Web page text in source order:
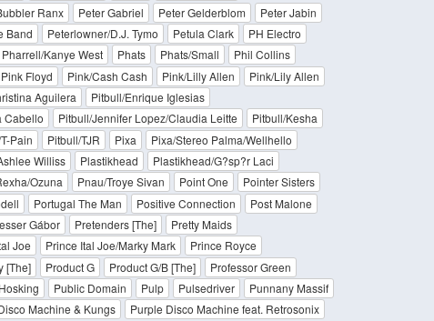
Ranx Peter Gabriel Peter Gelderblom
Peter Jabin
Band Peterlowner/D.J. Tymo Petula Clark
PH Electro
Pharrell/Kanye West Phats Phats/Small
Phil Collins
Pink Floyd Pink/Cash Cash Pink/Lilly Allen
Pink/Lily Allen
Aguilera
Pitbull/Enrique Iglesias
Cabello Pitbull/Jennifer Lopez/Claudia Leitte
Pitbull/Kesha
Pain Pitbull/TJR Pixa
Pixa/Stereo Palma/Wellhello
Williss Plastikhead
Plastikhead/G?sp?r Laci
Ozuna Pnau/Troye Sivan Point One
Pointer Sisters
Portugal The Man Positive Connection
Post Malone
Gábor Pretenders [The]
Pretty Maids
Joe Prince Ital Joe/Marky Mark
Prince Royce
[The] Product G Product G/B [The]
Professor Green
Public Domain Pulp Pulsedriver
Punnany Massif
Machine & Kungs Purple Disco Machine feat. Retrosonix